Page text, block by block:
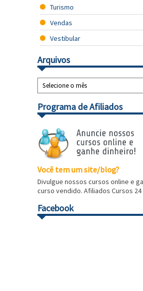
Turismo
Vendas
Vestibular
Arquivos
Programa de Afiliados
Você tem um site/blog?
Divulgue nossos cursos online e
curso vendido. Afiliados Cursos 24
Facebook